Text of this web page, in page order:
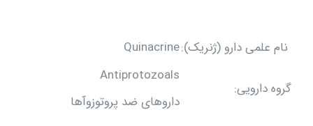
نام علمی دارو (ژنریک):Quinacrine
گروه دارویی:
Antiprotozoals
داروهای ضد پروتوزوآها